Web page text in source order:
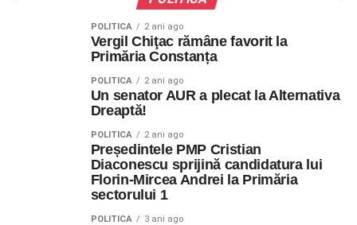
POLITICA 2 ani ago
Vergil Chiţac rămâne favorit la
Primăria Constanța
POLITICA 2 ani ago
Un senator AUR a plecat la Alternativa
Dreaptă!
POLITICA 2 ani ago
Președintele PMP Cristian
Diaconescu sprijină candidatura lui
Florin-Mircea Andrei la Primăria
sectorului 1
POLITICA 3 ani ago